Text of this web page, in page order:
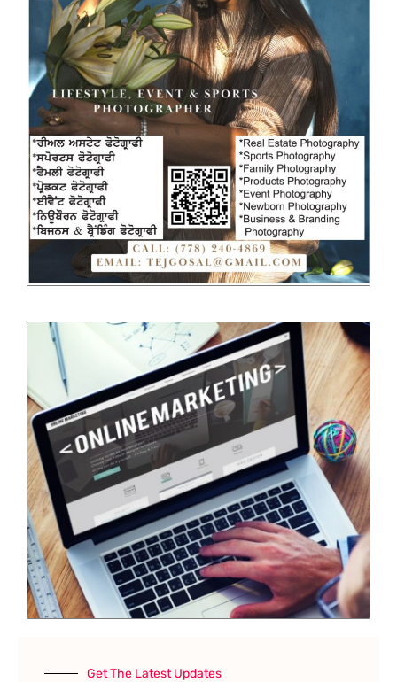
Get The Latest Updates